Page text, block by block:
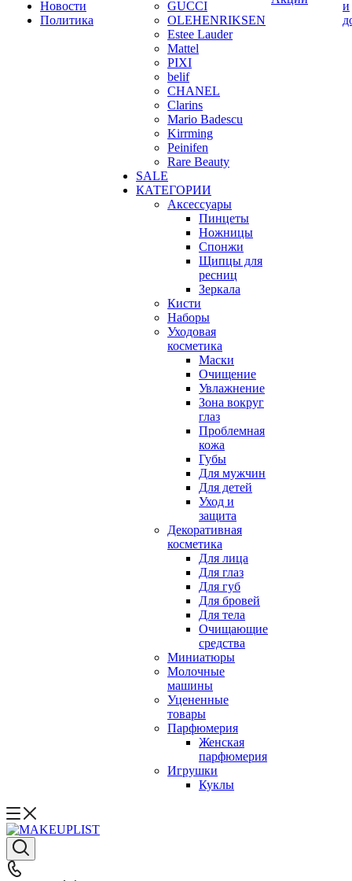
Новости
Политика
GUCCI
OLEHENRIKSEN
Estee Lauder
Mattel
PIXI
belif
CHANEL
Clarins
Mario Badescu
Kirrming
Peinifen
Rare Beauty
SALE
КАТЕГОРИИ
Аксессуары
Пинцеты
Ножницы
Спонжи
Щипцы для
ресниц
Зеркала
Кисти
Наборы
Уходовая
косметика
Маски
Очищение
Увлажнение
Зона вокруг
глаз
Проблемная
кожа
Губы
Для мужчин
Для детей
Уход и
защита
Декоративная
косметика
Для лица
Для глаз
Для губ
Для бровей
Для тела
Очищающие
средства
Миниатюры
Молочные
машины
Уцененные
товары
Парфюмерия
Женская
парфюмерия
Игрушки
Куклы
и